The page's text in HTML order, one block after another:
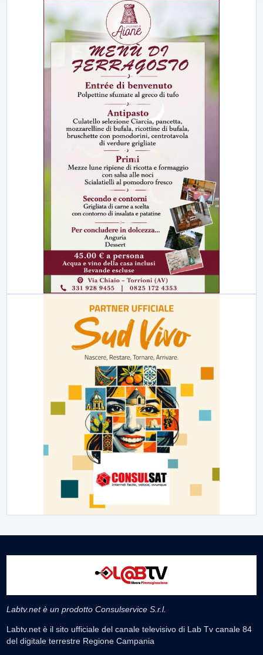
Labtv.net è un prodotto Consulservice S.r.l.
Labtv.net è il sito ufficiale del canale televisivo di Lab Tv canale 84
del digitale terrestre Regione Campania